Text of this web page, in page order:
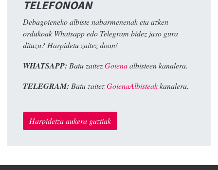
TELEFONOAN
Debagoieneko albiste nabarmenenak eta azken
ordukoak Whatsapp edo Telegram bidez jaso gura
dituzu? Harpidetu zaitez doan!
WHATSAPP: Batu zaitezGoienaalbisteen kanalera.
TELEGRAM: Batu zaitezGoienaAlbisteakkanalera.
Harpidetza aukera guztiak